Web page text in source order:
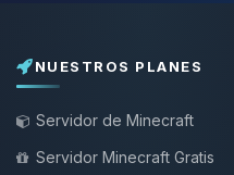
NUESTROS PLANES
Servidor de Minecraft
Servidor Minecraft Gratis